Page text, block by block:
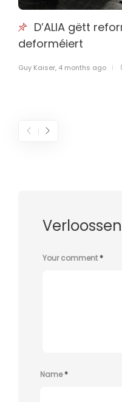
D’ALIA gëtt
deforméiert
Guy Kaiser, 4 months ago
Your comment*
Name*